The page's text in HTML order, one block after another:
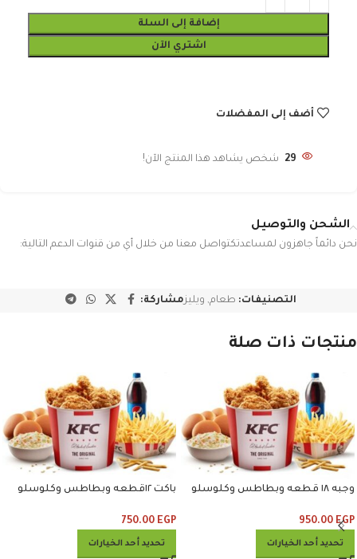
إضافة إلى السلة
اشتري الآن
أضف إلى المفضلات
29 شخص يشاهد هذا المنتج الآن!
الشحن والتوصيل
نحن دائماً جاهزون لمساعدتكتواصل معنا من خلال أي من قنوات الدعم التالية:
التصنيفات: طعام, ويليزمشاركة:
منتجات ذات صلة
وجبه ١٨ قطعه وبطاطس وكلوسلو
950.00 EGP
تحديد أحد الخيارات
باكت ١٢قطعه وبطاطس وكلوسلو
750.00 EGP
تحديد أحد الخيارات